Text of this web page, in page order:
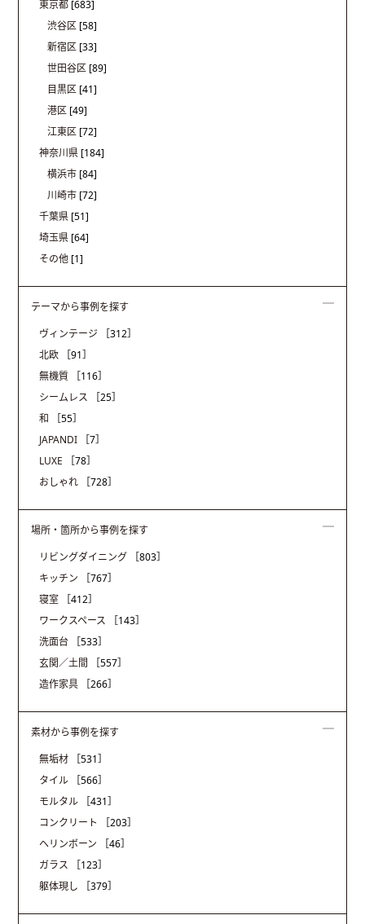
東京都 [683]
渋谷区 [58]
新宿区 [33]
世田谷区 [89]
目黒区 [41]
港区 [49]
江東区 [72]
神奈川県 [184]
横浜市 [84]
川崎市 [72]
千葉県 [51]
埼玉県 [64]
その他 [1]
テーマから事例を探す
ヴィンテージ
［312］
北欧
［91］
無機質
［116］
シームレス
［25］
和
［55］
JAPANDI
［7］
LUXE
［78］
おしゃれ
［728］
場所・箇所から事例を探す
リビングダイニング
［803］
キッチン
［767］
寝室
［412］
ワークスペース
［143］
洗面台
［533］
玄関／土間
［557］
造作家具
［266］
素材から事例を探す
無垢材
［531］
タイル
［566］
モルタル
［431］
コンクリート
［203］
ヘリンボーン
［46］
ガラス
［123］
躯体現し
［379］